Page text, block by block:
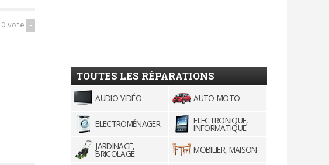
0vote -
TOUTES LES RÉPARATIONS
AUDIO-VIDÉO AUTO-MOTO
ELECTROMÉNAGER ELECTRONIQUE,
INFORMATIQUE
JARDINAGE,
BRICOLAGE
MOBILIER, MAISON